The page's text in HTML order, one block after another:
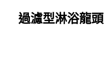
過濾型淋浴龍頭